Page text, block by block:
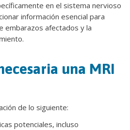
en el sistema nervioso
información esencial para
embarazos afectados y la
una MRI
de lo siguiente:
potenciales, incluso